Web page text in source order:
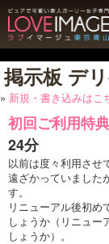
掲示板 デ
» 新規・書き込みはこ
初回ご利用特
24分
以前は度々利用させ
遠ざかっていました
す。
リニューアル後初め
しょうか（リニュー
しょうか）。